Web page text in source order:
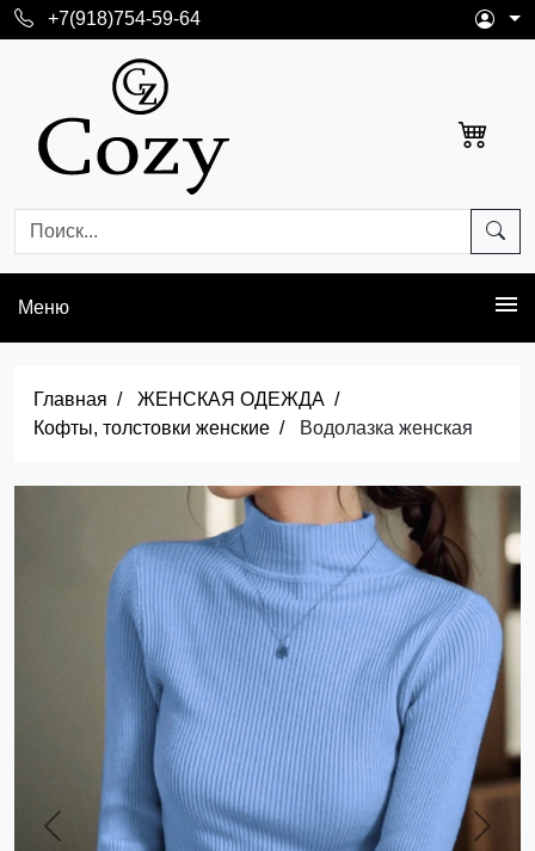
+7(918)754-59-64
Меню
Главная
ЖЕНСКАЯ ОДЕЖДА
Кофты, толстовки женские
Водолазка женская
Previous Next